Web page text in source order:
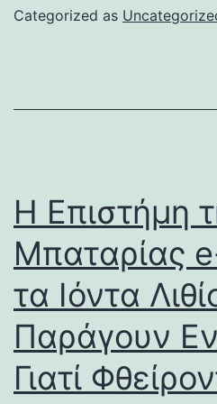
Categorized as
Η Επιστήμη
Μπαταρίας
τα Ιόντα
Παράγουν
Γιατί